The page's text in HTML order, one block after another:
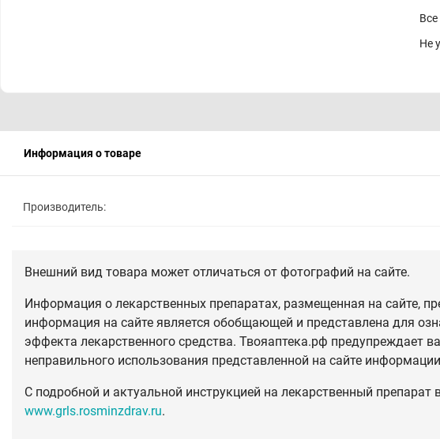
Не
Информация о товаре
Производитель:
Внешний вид товара может отличаться от фотографий на сайте.
Информация о лекарственных препаратах, размещенная на сайте,
информация на сайте является обобщающей и представлена для
эффекта лекарственного средства. Твояаптека.рф предупреждает
неправильного использования представленной на сайте
С подробной и актуальной инструкцией на лекарственный
www.grls.rosminzdrav.ru.